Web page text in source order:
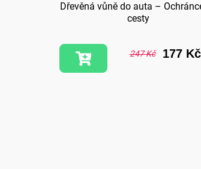
Dřevěná vůně do auta –
cesty
247 Kč 177 Kč